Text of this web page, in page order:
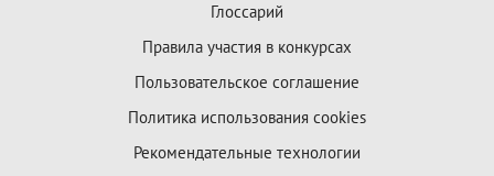
Глоссарий
Правила участия в конкурсах
Пользовательское соглашение
Политика использования cookies
Рекомендательные технологии